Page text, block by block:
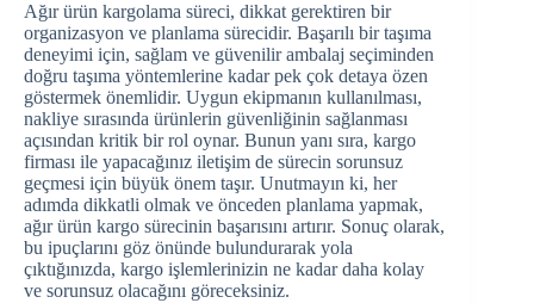
Ağır ürün kargolama süreci, dikkat gerektiren bir
organizasyon ve planlama sürecidir. Başarılı bir taşıma
deneyimi için, sağlam ve güvenilir ambalaj seçiminden
doğru taşıma yöntemlerine kadar pek çok detaya özen
göstermek önemlidir. Uygun ekipmanın kullanılması,
nakliye sırasında ürünlerin güvenliğinin sağlanması
açısından kritik bir rol oynar. Bunun yanı sıra, kargo
firması ile yapacağınız iletişim de sürecin sorunsuz
geçmesi için büyük önem taşır. Unutmayın ki, her
adımda dikkatli olmak ve önceden planlama yapmak,
ağır ürün kargo sürecinin başarısını artırır. Sonuç olarak,
bu ipuçlarını göz önünde bulundurarak yola
çıktığınızda, kargo işlemlerinizin ne kadar daha kolay
ve sorunsuz olacağını göreceksiniz.